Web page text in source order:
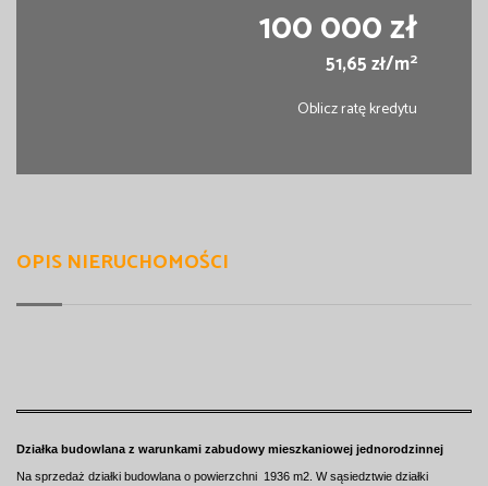
100 000 zł
51,65 zł/m2
Oblicz ratę kredytu
OPIS NIERUCHOMOŚCI
Działka budowlana z warunkami zabudowy mieszkaniowej jednorodzinnej
Na sprzedaż działki budowlana o powierzchni 1936 m2. W sąsiedztwie działki